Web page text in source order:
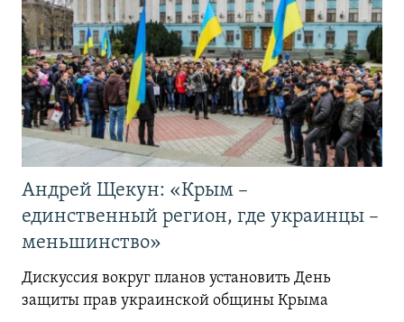
Андрей Щекун: «Крым –
единственный регион, где украинцы –
меньшинство»
Дискуссия вокруг планов установить День
защиты прав украинской общины Крыма